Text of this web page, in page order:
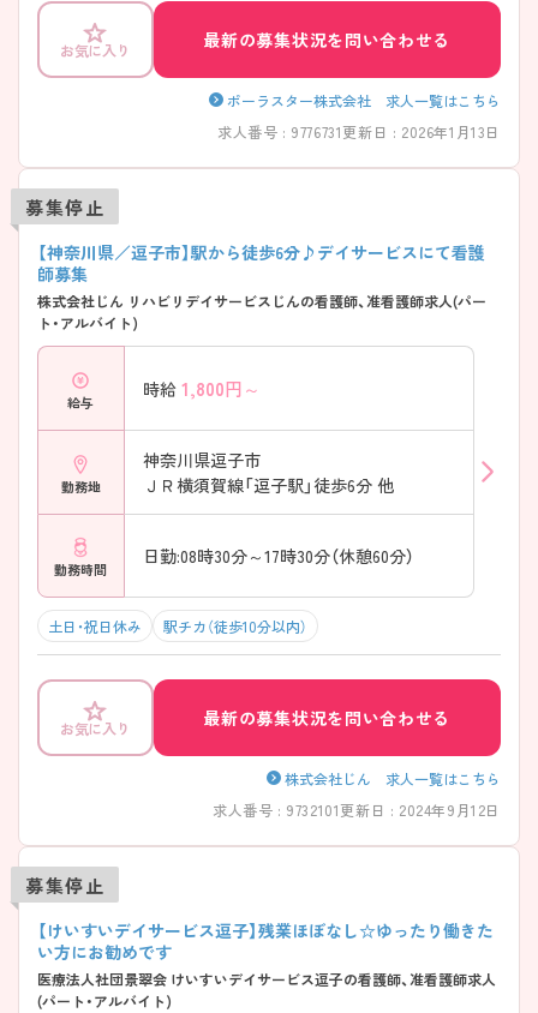
には、面接対策ポイントなど、さらに詳細をお話しいたしますのでお気軽
にご相談ください！
お気に入り
最新の募集状況を問い合わせる
ポーラスター株式会社 求人一覧はこちら
求人番号 : 9776731更新日 : 2026年1月13日
募集停止
【神奈川県／逗子市】駅から徒歩6分♪デイサービスにて看護
師募集
株式会社じん リハビリデイサービスじんの看護師、准看護師求人(パー
ト・アルバイト)
給与
時給 1,800円～
勤務地
神奈川県逗子市
ＪＲ横須賀線「逗子駅」徒歩6分 他
勤務時間
日勤:08時30分～17時30分（休憩60分）
土日・祝日休み 駅チカ（徒歩10分以内）
お気に入り 最新の募集状況を問い合わせる
株式会社じん 求人一覧はこちら
求人番号 : 9732101更新日 : 2024年9月12日
募集停止
【けいすいデイサービス逗子】残業ほぼなし☆ゆったり働きた
い方にお勧めです
医療法人社団景翠会 けいすいデイサービス逗子の看護師、准看護師求人
(パート・アルバイト)